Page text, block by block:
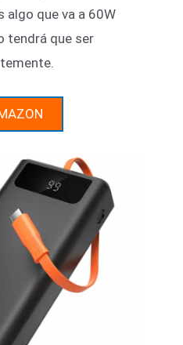
algo que va a 60W
tendrá que ser